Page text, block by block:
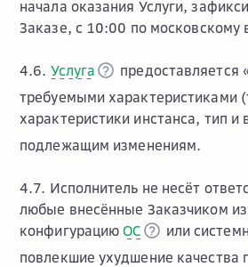
начала оказания Услуги,
Заказе, с 10:00 по московскому
4.6. Услуга
предоставляется
требуемыми характеристиками
характеристики инстанса, тип и
подлежащим изменениям.
4.7. Исполнитель не несёт
любые внесённые Заказчиком
конфигурациюОС или
повлекшие ухудшение качества